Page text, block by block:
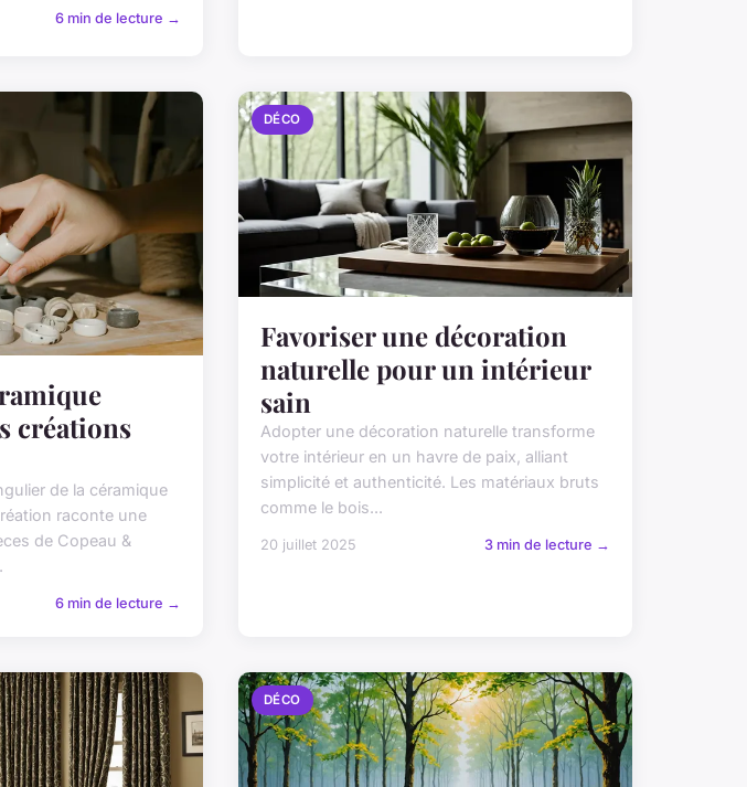
6 min de lecture →
créations
de la céramique
raconte une
de Copeau &
6 min de lecture →
DÉCO
Favoriser une décoration
naturelle pour un intérieur
sain
Adopter une décoration naturelle transforme
votre intérieur en un havre de paix, alliant
simplicité et authenticité. Les matériaux bruts
comme le bois...
20 juillet 2025 3 min de lecture →
DÉCO